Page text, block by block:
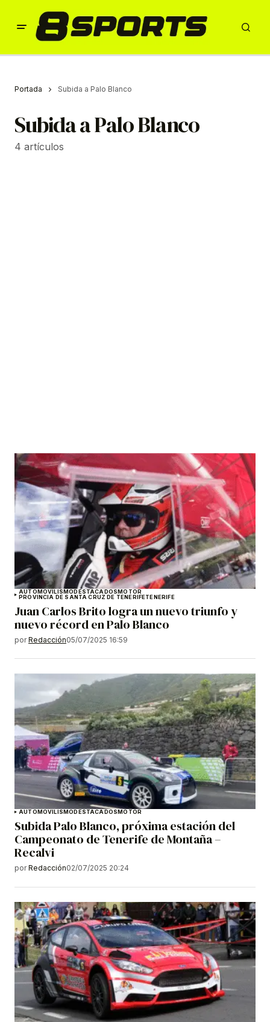
Portada Subida a Palo Blanco
Subida a Palo Blanco
4 artículos
AUTOMOVILISMODESTACADOSMOTOR
PROVINCIA DE SANTA CRUZ DE TENERIFETENERIFE
Juan Carlos Brito logra un nuevo triunfo y
nuevo récord en Palo Blanco
por Redacción05/07/2025 16:59
AUTOMOVILISMO DESTACADOS MOTOR
Subida Palo Blanco, próxima estación del
Campeonato de Tenerife de Montaña –
Recalvi
por Redacción02/07/2025 20:24